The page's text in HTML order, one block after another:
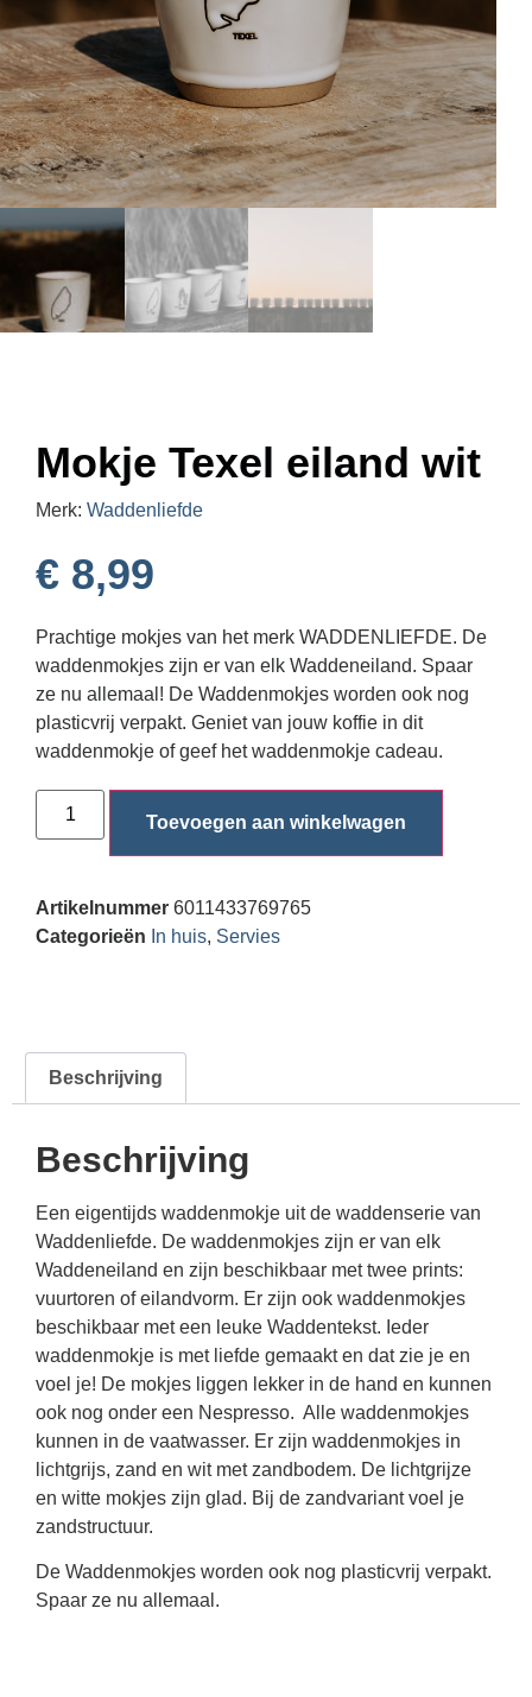
Mokje Texel eiland wit
Merk: Waddenliefde
€ 8,99
Prachtige mokjes van het merk WADDENLIEFDE. De
waddenmokjes zijn er van elk Waddeneiland. Spaar
ze nu allemaal! De Waddenmokjes worden ook nog
plasticvrij verpakt. Geniet van jouw koffie in dit
waddenmokje of geef het waddenmokje cadeau.
Toevoegen aan winkelwagen
Artikelnummer 6011433769765
Categorieën In huis, Servies
Beschrijving
Beschrijving
Een eigentijds waddenmokje uit de waddenserie van
Waddenliefde. De waddenmokjes zijn er van elk
Waddeneiland en zijn beschikbaar met twee prints:
vuurtoren of eilandvorm. Er zijn ook waddenmokjes
beschikbaar met een leuke Waddentekst. Ieder
waddenmokje is met liefde gemaakt en dat zie je en
voel je! De mokjes liggen lekker in de hand en kunnen
ook nog onder een Nespresso. Alle waddenmokjes
kunnen in de vaatwasser. Er zijn waddenmokjes in
lichtgrijs, zand en wit met zandbodem. De lichtgrijze
en witte mokjes zijn glad. Bij de zandvariant voel je
zandstructuur.
De Waddenmokjes worden ook nog plasticvrij verpakt.
Spaar ze nu allemaal.